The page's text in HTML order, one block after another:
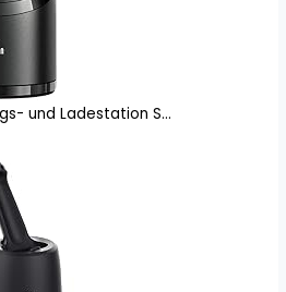
und Ladestation S...